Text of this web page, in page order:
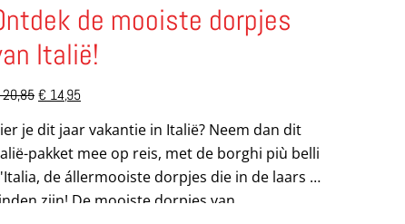
de mooiste dorpjes
Italië!
20,85Oorspronkelijke
was:
€ 20,85.
€ 14,95Huidige
is:
je dit jaar vakantie in Italië? Neem dan dit
pakket mee op reis, met de borghi più belli
de állermooiste dorpjes die in de laars te
vinden zijn! De mooiste dorpjes van...